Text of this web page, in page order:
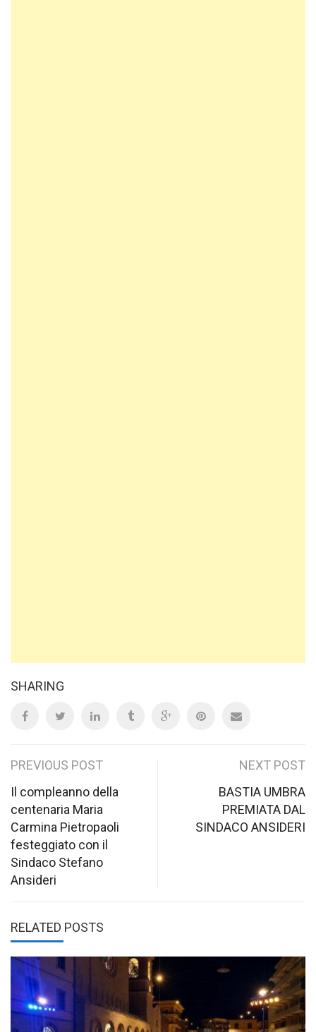
SHARING
Post
navigation
PREVIOUS POST
Il compleanno della
centenaria Maria
Carmina Pietropaoli
festeggiato con il
Sindaco Stefano
Ansideri
NEXT POST
BASTIA UMBRA
PREMIATA DAL
SINDACO ANSIDERI
RELATED POSTS